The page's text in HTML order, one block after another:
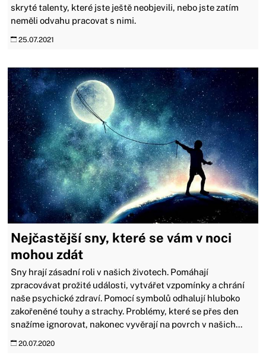
skryté talenty, které jste ještě neobjevili, nebo jste zatím
neměli odvahu pracovat s nimi.
25.07.2021
Nejčastější sny, které se vám v noci
mohou zdát
Sny hrají zásadní roli v našich životech. Pomáhají
zpracovávat prožité události, vytvářet vzpomínky a chrání
naše psychické zdraví. Pomocí symbolů odhalují hluboko
zakořeněné touhy a strachy. Problémy, které se přes den
snažíme ignorovat, nakonec vyvěrají na povrch v našich...
20.07.2020